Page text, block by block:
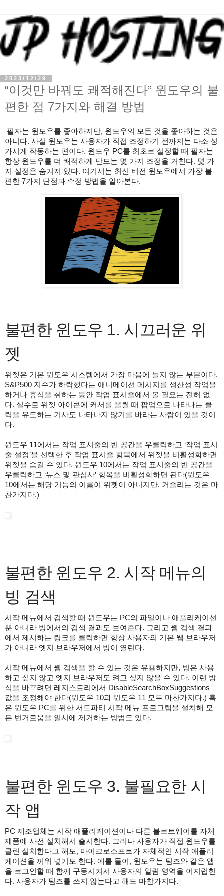
2023/12/29
“이것만 바꿔도 쾌적해진다” 윈도우의 불
편한 점 7가지와 해결 방법
필자는 윈도우를 좋아하지만, 윈도우의 모든 것을 좋아하는 것은
아니다. 사실 윈도우는 사용자가 직접 조정하기 전까지는 다소 성
가시게 작동하는 편이다. 윈도우 PC를 최초로 설정할 때 필자는
항상 윈도우를 더 쾌적하게 만드는 몇 가지 조정을 거친다. 몇 가
지 설정은 숨겨져 있다. 여기서는 최신 버전 윈도우에서 가장 불
편한 7가지 단점과 수정 방법을 알아본다.
불편한 윈도우 1. 시끄러운 위
젯
위젯은 기본 윈도우 시스템에서 가장 마음에 들지 않는 부분이다.
S&P500 지수가 하락했다는 애니메이션 메시지를 생산성 작업을
하거나 휴식을 취하는 동안 작업 표시줄에서 볼 필요는 전혀 없
다. 실수로 위젯 아이콘에 커서를 올릴 때 팝업으로 나타나는 클
릭을 유도하는 기사도 나타나지 않기를 바라는 사람이 있을 것이
다.
윈도우 11에서는 작업 표시줄의 빈 공간을 우클릭하고 ‘작업 표시
줄 설정’을 선택한 후 작업 표시줄 항목에서 위젯을 비활성화하면
위젯을 숨길 수 있다. 윈도우 10에서는 작업 표시줄의 빈 공간을
우클릭하고 ‘뉴스 및 관심사’ 항목을 비활성화하면 된다(윈도우
10에서는 해당 기능의 이름이 위젯이 아니지만, 거슬리는 것은 마
찬가지다.)
불편한 윈도우 2. 시작 메뉴의
빙 검색
시작 메뉴에서 검색할 때 윈도우는 PC의 파일이나 애플리케이션
뿐 아니라 빙에서의 검색 결과도 보여준다. 그리고 웹 검색 결과
에서 제시하는 링크를 클릭하면 항상 사용자의 기본 웹 브라우저
가 아니라 엣지 브라우저에서 빙이 열린다.
시작 메뉴에서 웹 검색을 할 수 있는 것은 유용하지만, 빙은 사용
하고 싶지 않고 엣지 브라우저도 켜고 싶지 않을 수 있다. 이런 방
식을 바꾸려면 레지스트리에서 DisableSearchBoxSuggestions
값을 조정해야 한다(윈도우 10과 윈도우 11 모두 마찬가지다.) 혹
은 윈도우 PC를 위한 서드파티 시작 메뉴 프로그램을 설치해 모
든 번거로움을 일시에 제거하는 방법도 있다.
불편한 윈도우 3. 불필요한 시
작 앱
PC 제조업체는 시작 애플리케이션이나 다른 블로트웨어를 자체
제품에 사전 설치해서 출시한다. 그러나 사용자가 직접 윈도우를
클린 설치한다고 해도, 마이크로소프트가 자체적인 시작 애플리
케이션을 끼워 넣기도 한다. 예를 들어, 윈도우는 팀즈와 같은 앱
을 로그인할 때 함께 구동시켜서 사용자의 알림 영역을 어지럽힌
다. 사용자가 팀즈를 쓰지 않는다고 해도 마찬가지다.